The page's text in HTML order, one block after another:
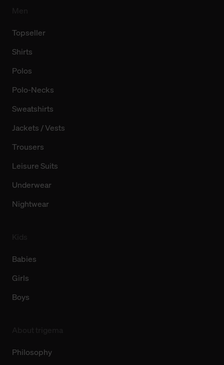
Topseller
Shirts
Polos
Polo-Necks
Sweatshirts
Jackets / Vests
Trousers
Leisure Suits
Underwear
Nightwear
Babies
Girls
Boys
Philosophy